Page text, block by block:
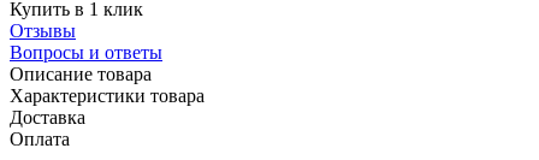
Купить в 1 клик
Отзывы
Вопросы и ответы
Описание товара
Характеристики товара
Доставка
Оплата